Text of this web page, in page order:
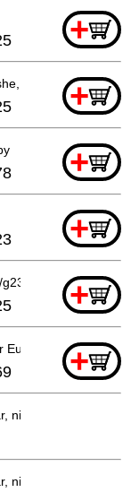
+
Cm9by, C8fse
+
+
+
Includ.32-38
+
+
nicht bestellbar
nicht bestellbar